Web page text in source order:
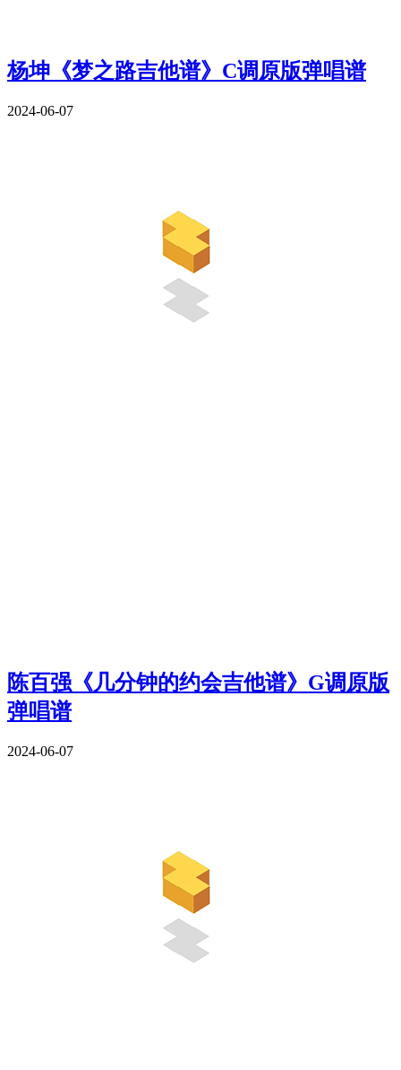
杨坤《梦之路吉他谱》C调原版弹唱谱
2024-06-07
陈百强《几分钟的约会吉他谱》G调原版
弹唱谱
2024-06-07